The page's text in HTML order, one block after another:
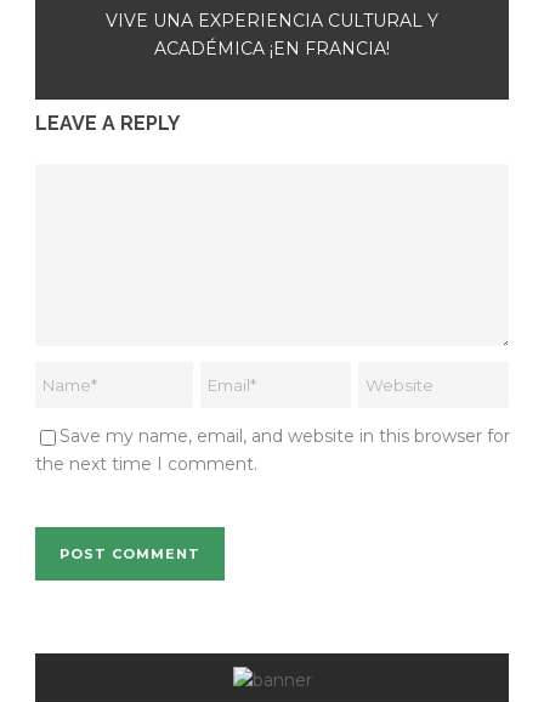
VIVE UNA EXPERIENCIA CULTURAL Y
ACADÉMICA ¡EN FRANCIA!
LEAVE A REPLY
Save my name, email, and website in this browser for
the next time I comment.